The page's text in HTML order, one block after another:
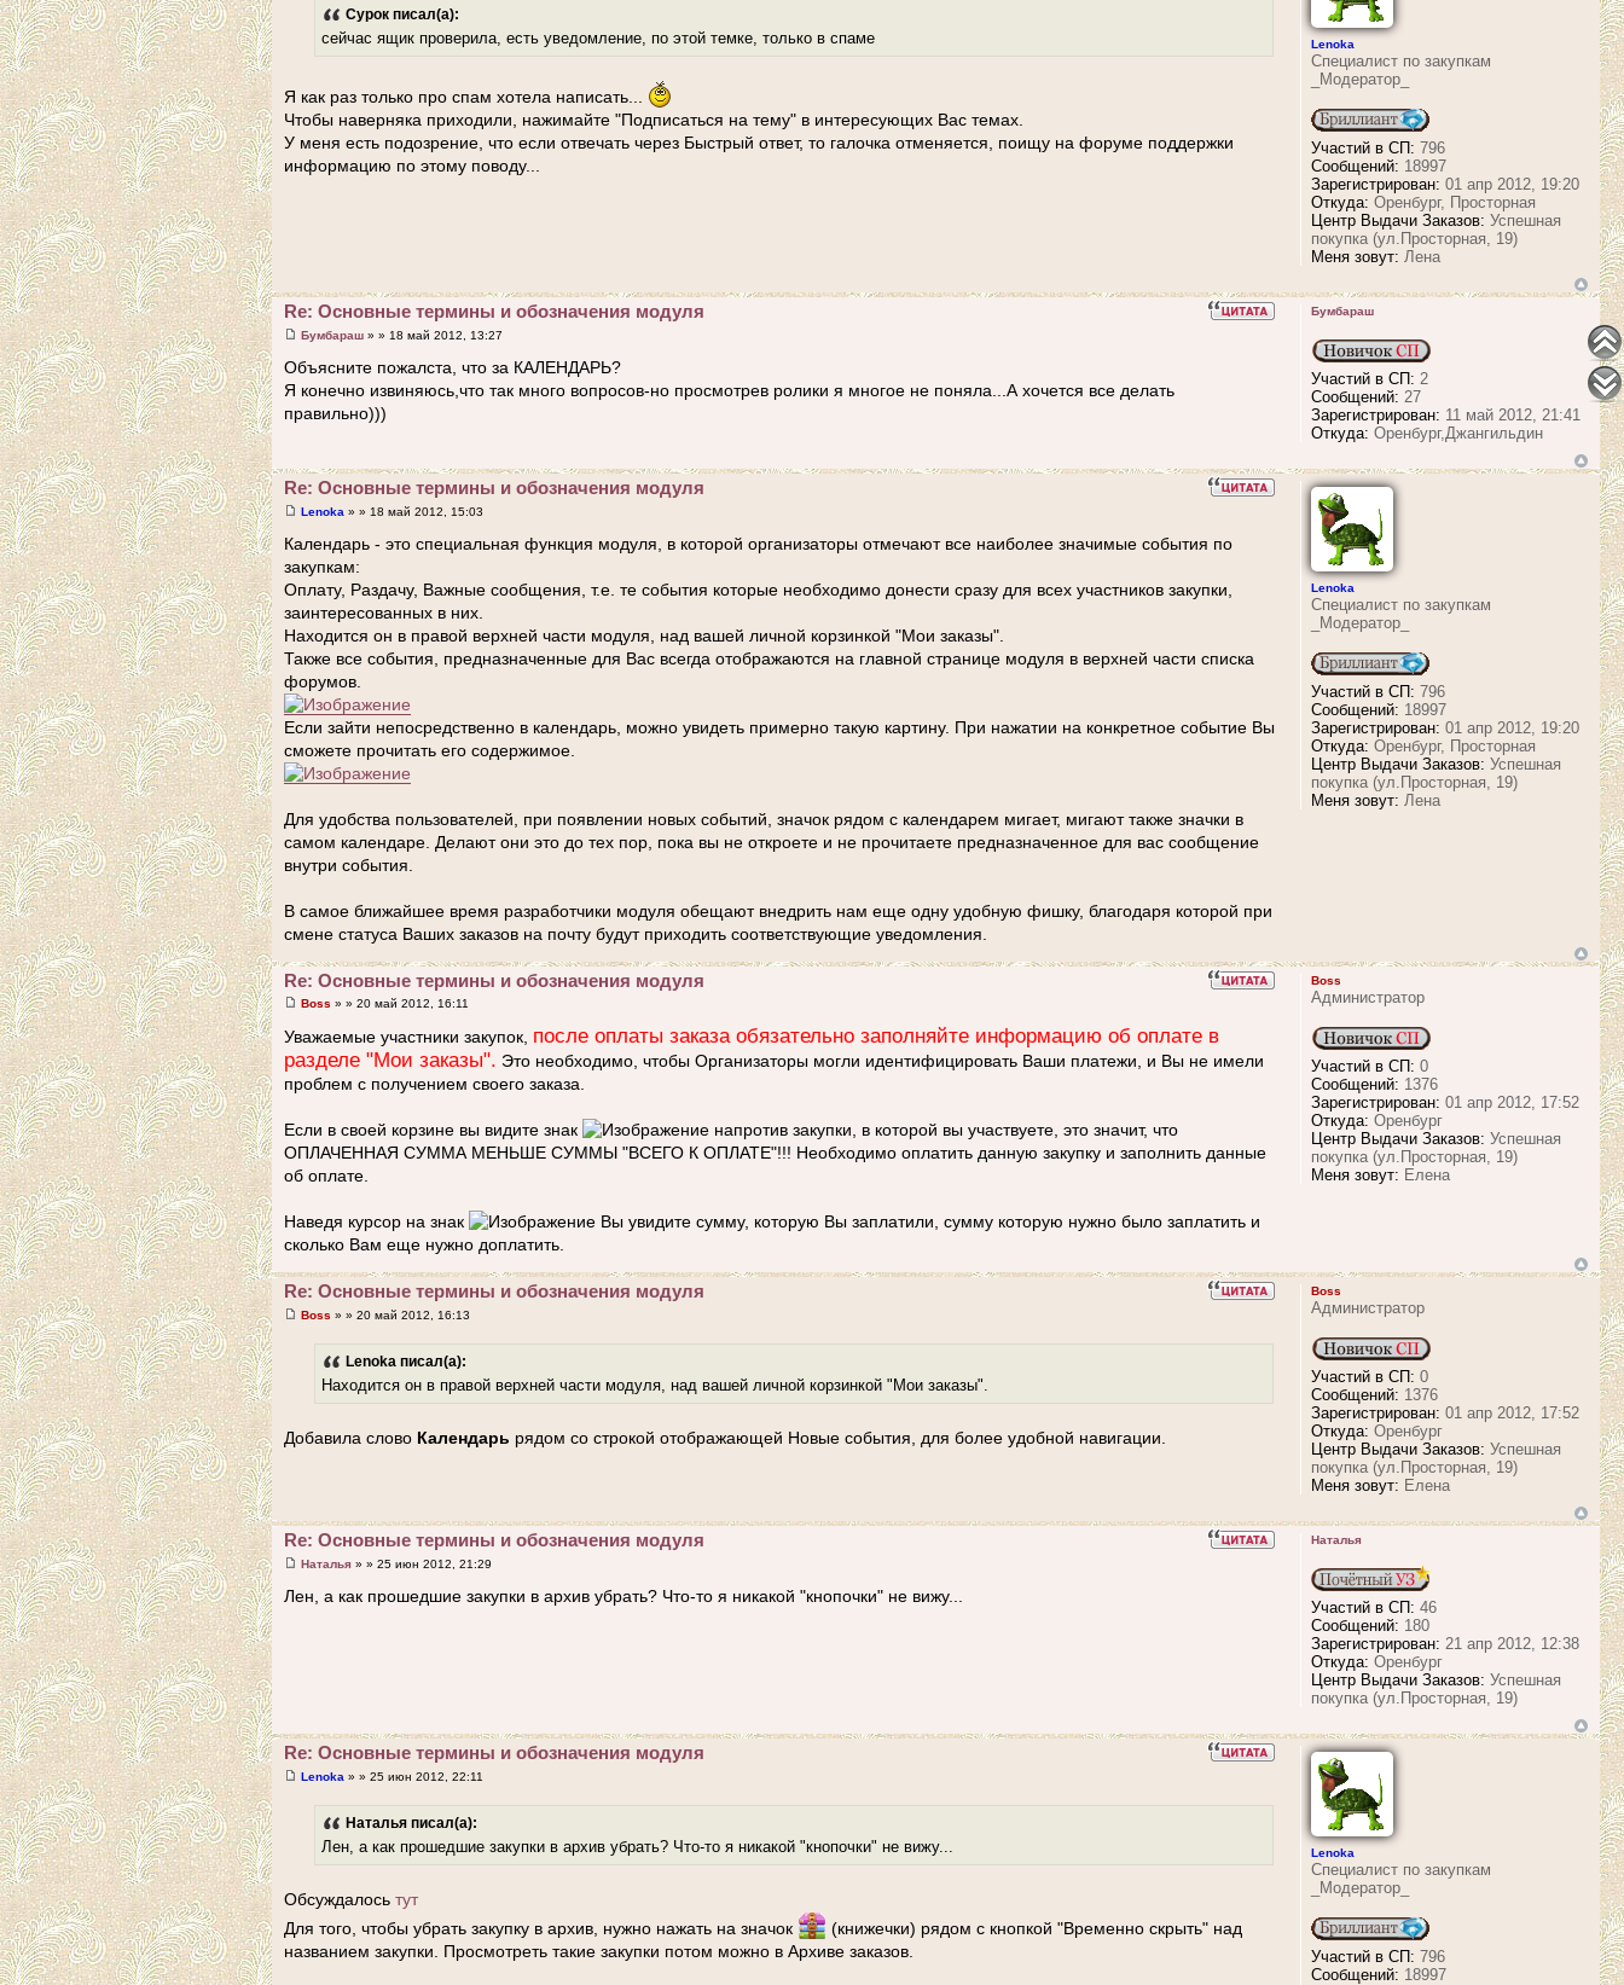
Сурок писал(а):
сейчас ящик проверила, есть уведомление, по этой темке, только в спаме
Я как раз только про спам хотела написать...
Чтобы наверняка приходили, нажимайте "Подписаться на тему" в интересующих Вас темах.
У меня есть подозрение, что если отвечать через Быстрый ответ, то галочка отменяется, поищу на форуме поддержки
информацию по этому поводу...
Lenoka
Специалист по закупкам
_Модератор_
Участий в СП: 796
Сообщений: 18997
Зарегистрирован: 01 апр 2012, 19:20
Откуда: Оренбург, Просторная
Центр Выдачи Заказов: Успешная
покупка (ул.Просторная, 19)
Меня зовут: Лена
Re: Основные термины и обозначения модуля
Бумбараш » » 18 май 2012, 13:27
Объясните пожалста, что за КАЛЕНДАРЬ?
Я конечно извиняюсь,что так много вопросов-но просмотрев ролики я многое не поняла...А хочется все делать
правильно)))
Бумбараш
Участий в СП: 2
Сообщений: 27
Зарегистрирован: 11 май 2012, 21:41
Откуда: Оренбург,Джангильдин
Re: Основные термины и обозначения модуля
Lenoka » » 18 май 2012, 15:03
Календарь - это специальная функция модуля, в которой организаторы отмечают все наиболее значимые события по
закупкам:
Оплату, Раздачу, Важные сообщения, т.е. те события которые необходимо донести сразу для всех участников закупки,
заинтересованных в них.
Находится он в правой верхней части модуля, над вашей личной корзинкой "Мои заказы".
Также все события, предназначенные для Вас всегда отображаются на главной странице модуля в верхней части списка
форумов.
Если зайти непосредственно в календарь, можно увидеть примерно такую картину. При нажатии на конкретное событие Вы
сможете прочитать его содержимое.
Для удобства пользователей, при появлении новых событий, значок рядом с календарем мигает, мигают также значки в
самом календаре. Делают они это до тех пор, пока вы не откроете и не прочитаете предназначенное для вас сообщение
внутри события.
В самое ближайшее время разработчики модуля обещают внедрить нам еще одну удобную фишку, благодаря которой при
смене статуса Ваших заказов на почту будут приходить соответствующие уведомления.
Lenoka
Специалист по закупкам
_Модератор_
Участий в СП: 796
Сообщений: 18997
Зарегистрирован: 01 апр 2012, 19:20
Откуда: Оренбург, Просторная
Центр Выдачи Заказов: Успешная
покупка (ул.Просторная, 19)
Меня зовут: Лена
Re: Основные термины и обозначения модуля
Boss » » 20 май 2012, 16:11
Уважаемые участники закупок, после оплаты заказа обязательно заполняйте информацию об оплате в
разделе "Мои заказы". Это необходимо, чтобы Организаторы могли идентифицировать Ваши платежи, и Вы не имели
проблем с получением своего заказа.
Если в своей корзине вы видите знак
напротив закупки, в которой вы участвуете, это значит, что
ОПЛАЧЕННАЯ СУММА МЕНЬШЕ СУММЫ "ВСЕГО К ОПЛАТЕ"!!! Необходимо оплатить данную закупку и заполнить данные
об оплате.
Наведя курсор на знак
Вы увидите сумму, которую Вы заплатили, сумму которую нужно было заплатить и
сколько Вам еще нужно доплатить.
Boss
Администратор
Участий в СП: 0
Сообщений: 1376
Зарегистрирован: 01 апр 2012, 17:52
Откуда: Оренбург
Центр Выдачи Заказов: Успешная
покупка (ул.Просторная, 19)
Меня зовут: Елена
Re: Основные термины и обозначения модуля
Boss » » 20 май 2012, 16:13
Lenoka писал(а):
Находится он в правой верхней части модуля, над вашей личной корзинкой "Мои заказы".
Добавила слово Календарь рядом со строкой отображающей Новые события, для более удобной навигации.
Boss
Администратор
Участий в СП: 0
Сообщений: 1376
Зарегистрирован: 01 апр 2012, 17:52
Откуда: Оренбург
Центр Выдачи Заказов: Успешная
покупка (ул.Просторная, 19)
Меня зовут: Елена
Re: Основные термины и обозначения модуля
Наталья » » 25 июн 2012, 21:29
Лен, а как прошедшие закупки в архив убрать? Что-то я никакой "кнопочки" не вижу...
Наталья
Участий в СП: 46
Сообщений: 180
Зарегистрирован: 21 апр 2012, 12:38
Откуда: Оренбург
Центр Выдачи Заказов: Успешная
покупка (ул.Просторная, 19)
Re: Основные термины и обозначения модуля
Lenoka » » 25 июн 2012, 22:11
Наталья писал(а):
Лен, а как прошедшие закупки в архив убрать? Что-то я никакой "кнопочки" не вижу...
Обсуждалось тут
Для того, чтобы убрать закупку в архив, нужно нажать на значок
(книжечки) рядом с кнопкой "Временно скрыть" над
названием закупки. Просмотреть такие закупки потом можно в Архиве заказов.
Lenoka
Специалист по закупкам
_Модератор_
Участий в СП: 796
Сообщений: 18997